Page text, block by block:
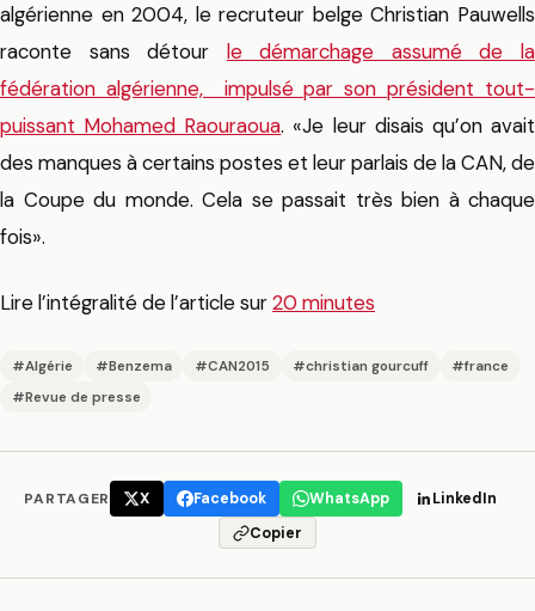
algérienne en 2004, le recruteur belge Christian Pauwells
raconte sans détour le démarchage assumé de la
fédération algérienne, impulsé par son président tout-
puissant Mohamed Raouraoua. «Je leur disais qu’on avait
des manques à certains postes et leur parlais de la CAN, de
la Coupe du monde. Cela se passait très bien à chaque
fois».
Lire l’intégralité de l’article sur20 minutes
#Algérie #Benzema #CAN2015 #christian gourcuff
#france
#Revue de presse
PARTAGER X Facebook WhatsApp
LinkedIn
Copier